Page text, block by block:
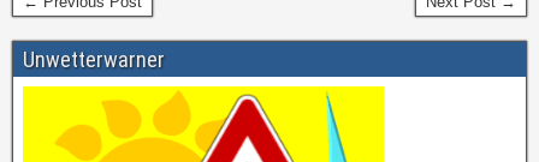
Unwetterwarner